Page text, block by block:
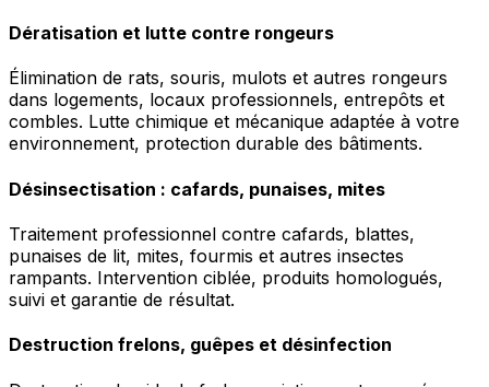
Dératisation et lutte contre rongeurs
Élimination de rats, souris, mulots et autres rongeurs
dans logements, locaux professionnels, entrepôts et
combles. Lutte chimique et mécanique adaptée à votre
environnement, protection durable des bâtiments.
Désinsectisation : cafards, punaises, mites
Traitement professionnel contre cafards, blattes,
punaises de lit, mites, fourmis et autres insectes
rampants. Intervention ciblée, produits homologués,
suivi et garantie de résultat.
Destruction frelons, guêpes et désinfection